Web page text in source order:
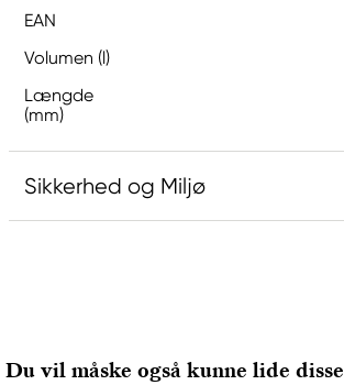
EAN
Volumen (l)
Længde
(mm)
Sikkerhed og Miljø
7311 PD Apeldoorn, Netherlands
Du vil måske også kunne lide disse